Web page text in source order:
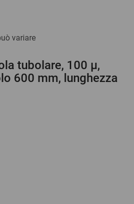
variare
tubolare, 100 µ,
600 mm, lunghezza